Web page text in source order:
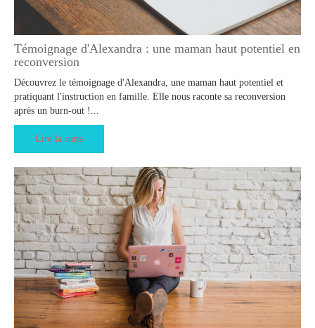
Témoignage d'Alexandra : une maman haut potentiel en
reconversion
Découvrez le témoignage d'Alexandra, une maman haut potentiel et
pratiquant l'instruction en famille. Elle nous raconte sa reconversion
après un burn-out !...
Lire la suite